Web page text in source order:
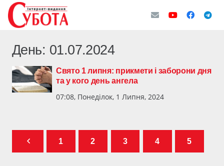
День: 01.07.2024
Свято 1 липня: прикмети і заборони дня
та у кого день ангела
07:08, Понеділок, 1 Липня, 2024
1 2 3 4 5